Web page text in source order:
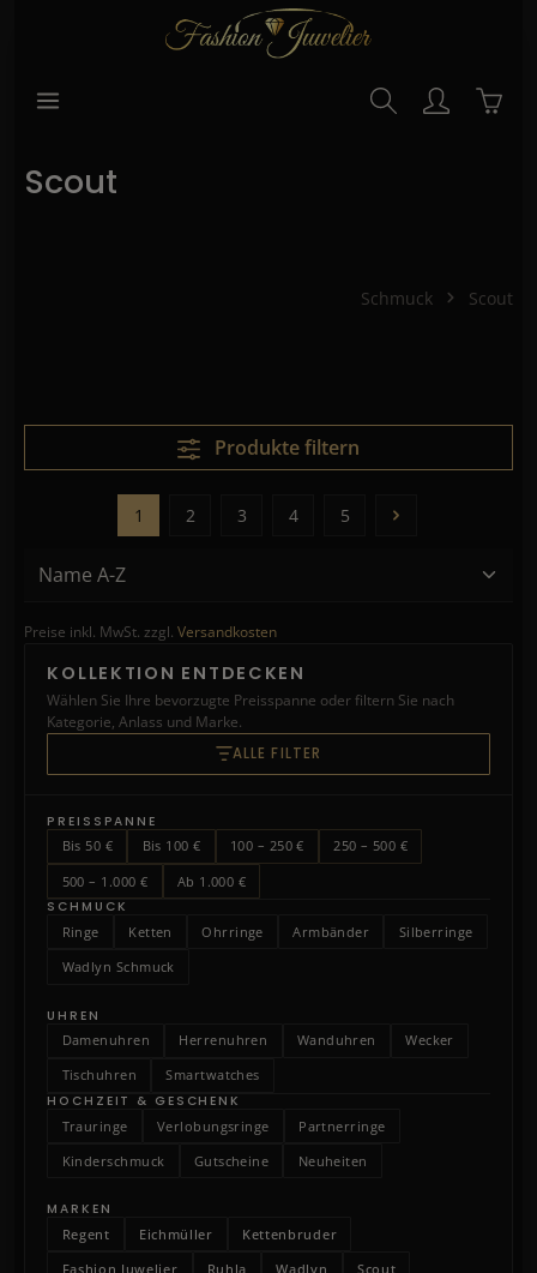
Scout
Schmuck Scout
Produkte filtern
1 2 3 4 5
Preise inkl. MwSt. zzgl. Versandkosten
KOLLEKTION ENTDECKEN
Wählen Sie Ihre bevorzugte Preisspanne oder filtern Sie nach
Kategorie, Anlass und Marke.
ALLE FILTER
PREISSPANNE
Bis 50 €
Bis 100 € 100 – 250 €
250 – 500 €
500 – 1.000 €
Ab 1.000 €
SCHMUCK
Ringe
Ketten Ohrringe Armbänder
Silberringe
Wadlyn Schmuck
UHREN
Damenuhren
Herrenuhren Wanduhren
Wecker
Tischuhren
Smartwatches
HOCHZEIT & GESCHENK
Trauringe
Verlobungsringe
Partnerringe
Kinderschmuck
Gutscheine Neuheiten
MARKEN
Regent
Eichmüller
Kettenbruder
Fashion Juwelier
Ruhla Wadlyn Scout